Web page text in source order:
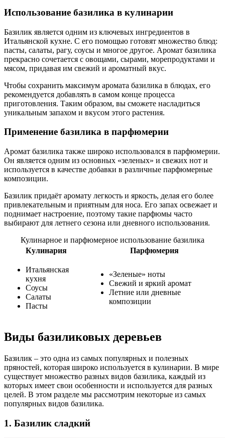
Использование базилика в кулинарии
Базилик является одним из ключевых ингредиентов в
Итальянской кухне. С его помощью готовят множество блюд:
пасты, салаты, рагу, соусы и многое другое. Аромат базилика
прекрасно сочетается с овощами, сырами, морепродуктами и
мясом, придавая им свежий и ароматный вкус.
Чтобы сохранить максимум аромата базилика в блюдах, его
рекомендуется добавлять в самом конце процесса
приготовления. Таким образом, вы сможете насладиться
уникальным запахом и вкусом этого растения.
Применение базилика в парфюмерии
Аромат базилика также широко использовался в парфюмерии.
Он является одним из основных «зеленых» и свежих нот и
используется в качестве добавки в различные парфюмерные
композиции.
Базилик придаёт аромату легкость и яркость, делая его более
привлекательным и приятным для носа. Его запах освежает и
поднимает настроение, поэтому такие парфюмы часто
выбирают для летнего сезона или дневного использования.
Кулинарное и парфюмерное использование базилика
Кулинария
Парфюмерия
Итальянская
кухня
Соусы
Салаты
Пасты
«Зеленые» ноты
Свежий и яркий аромат
Летние или дневные
композиции
Виды базиликовых деревьев
Базилик – это одна из самых популярных и полезных
пряностей, которая широко используется в кулинарии. В мире
существует множество разных видов базилика, каждый из
которых имеет свои особенности и используется для разных
целей. В этом разделе мы рассмотрим некоторые из самых
популярных видов базилика.
1. Базилик сладкий